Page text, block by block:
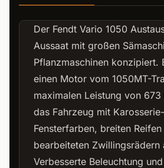
Der Fendt Vario 1050
Aussaat mit großen
Pflanzmaschinen konzipiert.
einen Motor vom 1050MT-
maximalen Leistung von 673
das Fahrzeug mit
Fensterfarben, breiten Reifen
bearbeiteten Zwillingsrädern
Verbesserte Beleuchtung